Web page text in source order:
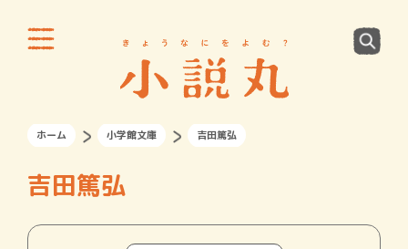
ホーム 小学館文庫 吉田篤弘
吉田篤弘